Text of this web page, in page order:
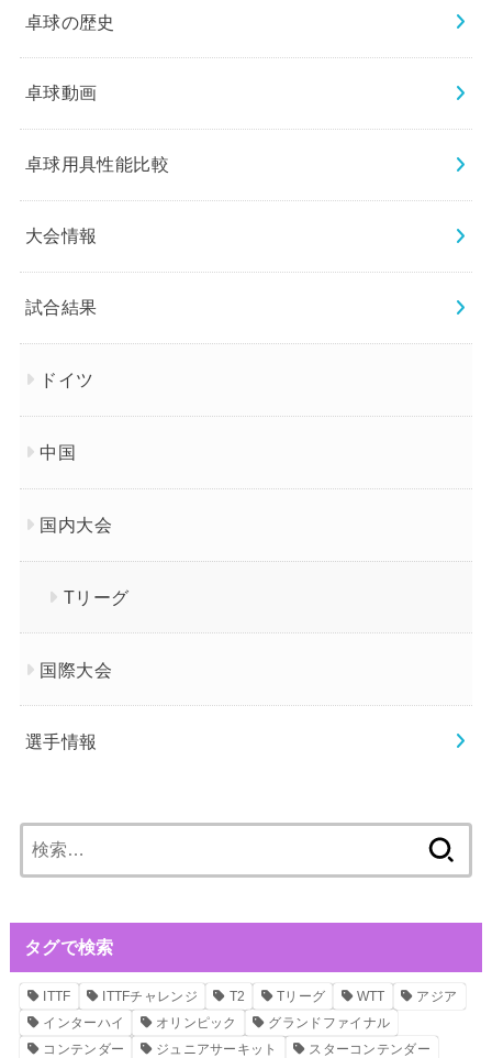
卓球の歴史
卓球動画
卓球用具性能比較
大会情報
試合結果
ドイツ
中国
国内大会
Tリーグ
国際大会
選手情報
索:
タグで検索
ITTF ITTFチャレンジ T2 Tリーグ WTT
アジア
インターハイ
オリンピック
グランドファイナル
コンテンダー
ジュニアサーキット
スターコンテンダー